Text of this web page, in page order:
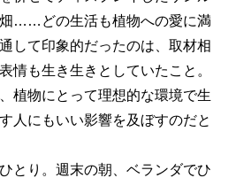
……どの生活も植物への愛に満
して印象的だったのは、取材相
情も生き生きとしていたこと。
植物にとって理想的な環境で生
人にもいい影響を及ぼすのだと
とり。週末の朝、ベランダでひ